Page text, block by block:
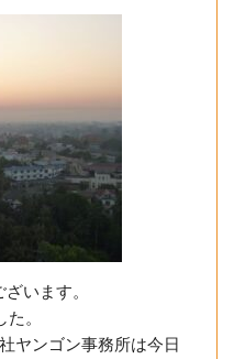
います。
。
ヤンゴン事務所は今日